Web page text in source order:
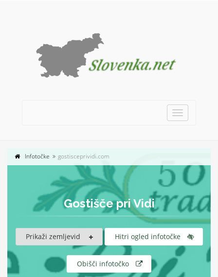
Toggle
navigation
Infotočke gostisceprividi.com
Gostišče pri Vidi
Prikaži zemljevid Hitri ogled infotočke
Obišči infotočko